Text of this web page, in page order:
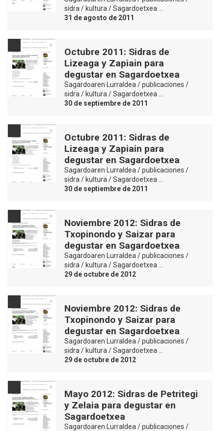
sidra / kultura / Sagardoetxea …
31 de agosto de 2011
Octubre 2011: Sidras de
Lizeaga y Zapiain para
degustar en Sagardoetxea
Sagardoaren Lurraldea / publicaciones /
sidra / kultura / Sagardoetxea …
30 de septiembre de 2011
Octubre 2011: Sidras de
Lizeaga y Zapiain para
degustar en Sagardoetxea
Sagardoaren Lurraldea / publicaciones /
sidra / kultura / Sagardoetxea …
30 de septiembre de 2011
Noviembre 2012: Sidras de
Txopinondo y Saizar para
degustar en Sagardoetxea
Sagardoaren Lurraldea / publicaciones /
sidra / kultura / Sagardoetxea …
29 de octubre de 2012
Noviembre 2012: Sidras de
Txopinondo y Saizar para
degustar en Sagardoetxea
Sagardoaren Lurraldea / publicaciones /
sidra / kultura / Sagardoetxea …
29 de octubre de 2012
Mayo 2012: Sidras de Petritegi
y Zelaia para degustar en
Sagardoetxea
Sagardoaren Lurraldea / publicaciones /